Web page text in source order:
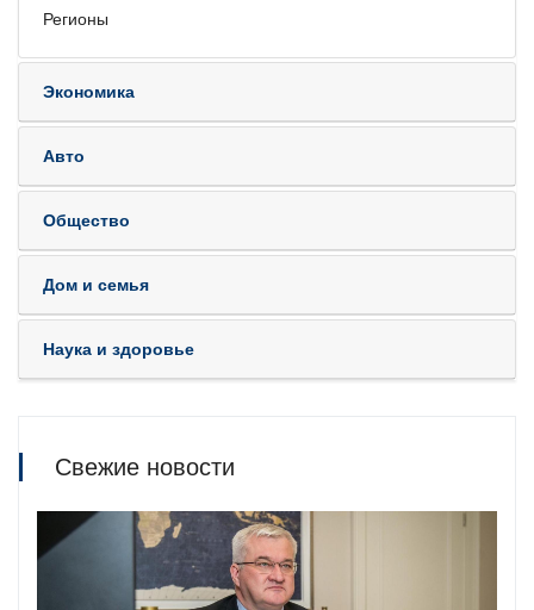
Регионы
Экономика
Авто
Общество
Дом и семья
Наука и здоровье
Свежие новости